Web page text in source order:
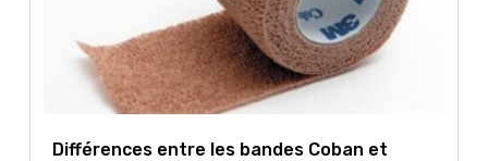
Différences entre les bandes Coban et